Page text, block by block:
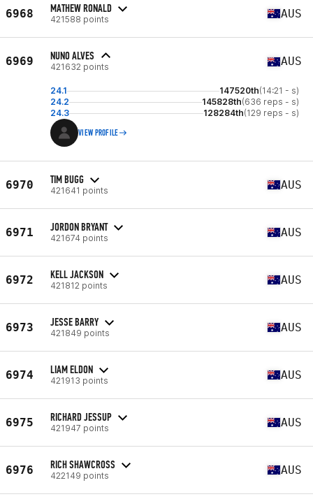
6968 MATHEW RONALD
421588 points AUS
6969 NUNO ALVES
421632 points AUS
24.1 147520th(14:21 - s)
24.2
145828th(636 reps - s)
24.3
128284th(129 reps - s)
VIEW PROFILE
6970 TIM BUGG
421641 points AUS
6971 JORDON BRYANT
421674 points AUS
6972 KELL JACKSON
421812 points AUS
6973 JESSE BARRY
421849 points AUS
6974 LIAM ELDON
421913 points AUS
6975 RICHARD JESSUP
421947 points AUS
6976 RICH SHAWCROSS
422149 points AUS